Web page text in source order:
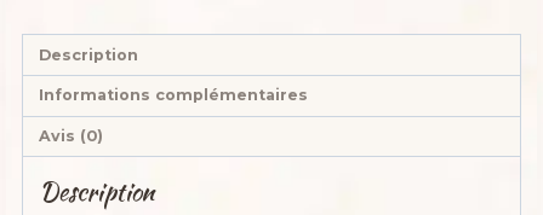
la
protection
des
dernières
lumières
Description
Informations complémentaires
Avis (0)
Description